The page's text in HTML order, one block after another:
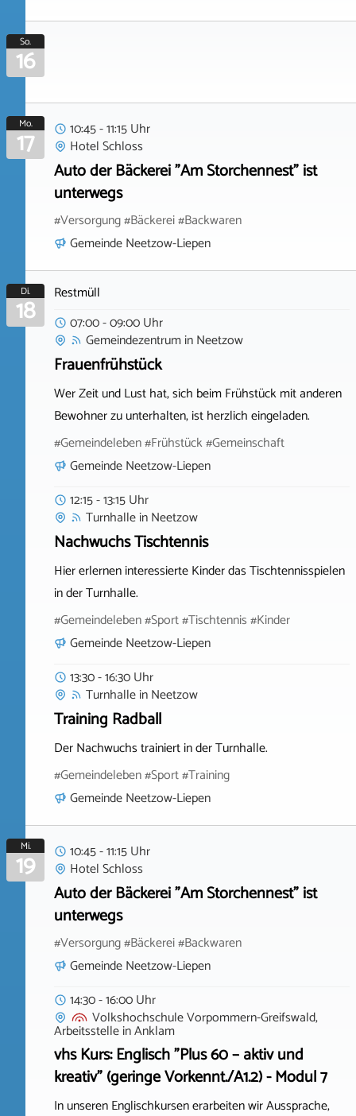
So.
16
Mo.
17
10:45 - 11:15 Uhr
Hotel Schloss
Auto der Bäckerei "Am Storchennest" ist
unterwegs
#Versorgung #Bäckerei #Backwaren
Gemeinde Neetzow-Liepen
Di.
18
Restmüll
07:00 - 09:00 Uhr
GemeindezentruminNeetzow
Frauenfrühstück
Wer Zeit und Lust hat, sich beim Frühstück mit anderen
Bewohner zu unterhalten, ist herzlich eingeladen.
#Gemeindeleben #Frühstück #Gemeinschaft
Gemeinde Neetzow-Liepen
12:15 - 13:15 Uhr
TurnhalleinNeetzow
Nachwuchs Tischtennis
Hier erlernen interessierte Kinder das Tischtennisspielen
in der Turnhalle.
#Gemeindeleben #Sport #Tischtennis #Kinder
Gemeinde Neetzow-Liepen
13:30 - 16:30 Uhr
TurnhalleinNeetzow
Training Radball
Der Nachwuchs trainiert in der Turnhalle.
#Gemeindeleben #Sport #Training
Gemeinde Neetzow-Liepen
Mi.
19
10:45 - 11:15 Uhr
Hotel Schloss
Auto der Bäckerei "Am Storchennest" ist
unterwegs
#Versorgung #Bäckerei #Backwaren
Gemeinde Neetzow-Liepen
14:30 - 16:00 Uhr
Volkshochschule Vorpommern-Greifswald,
ArbeitsstelleinAnklam
vhs Kurs: Englisch "Plus 60 – aktiv und
kreativ" (geringe Vorkennt./A1.2) - Modul 7
In unseren Englischkursen erarbeiten wir Aussprache,